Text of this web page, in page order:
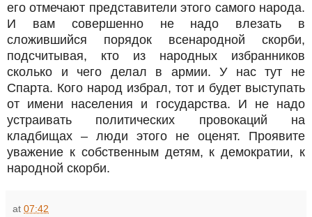
его отмечают представители этого самого народа.
И вам совершенно не надо влезать в
сложившийся порядок всенародной скорби,
подсчитывая, кто из народных избранников
сколько и чего делал в армии. У нас тут не
Спарта. Кого народ избрал, тот и будет выступать
от имени населения и государства. И не надо
устраивать политических провокаций на
кладбищах – люди этого не оценят. Проявите
уважение к собственным детям, к демократии, к
народной скорби.
at 07:42